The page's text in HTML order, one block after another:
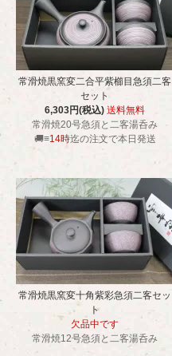
常滑焼黒窯変二合平紫櫛目急須二客
セット
6,303円(税込)送料無料
常滑焼20号急須と二客湯呑み
🚚≡14時迄の注文で本日発送
常滑焼黒窯変十角紫彩急須二客セッ
ト
欠品中です
常滑焼12号急須と二客湯呑み